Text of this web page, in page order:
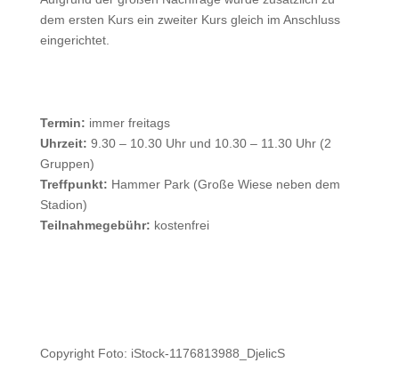
dem ersten Kurs ein zweiter Kurs gleich im Anschluss
eingerichtet.
Termin: immer freitags
Uhrzeit: 9.30 – 10.30 Uhr und 10.30 – 11.30 Uhr (2
Gruppen)
Treffpunkt: Hammer Park (Große Wiese neben dem
Stadion)
Teilnahmegebühr: kostenfrei
Copyright Foto: iStock-1176813988_DjelicS